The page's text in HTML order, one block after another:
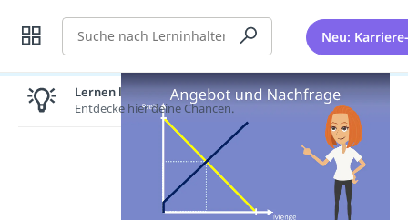
Suche Neu:
Lernen lohnt sich!
Entdecke hier deine Chancen.